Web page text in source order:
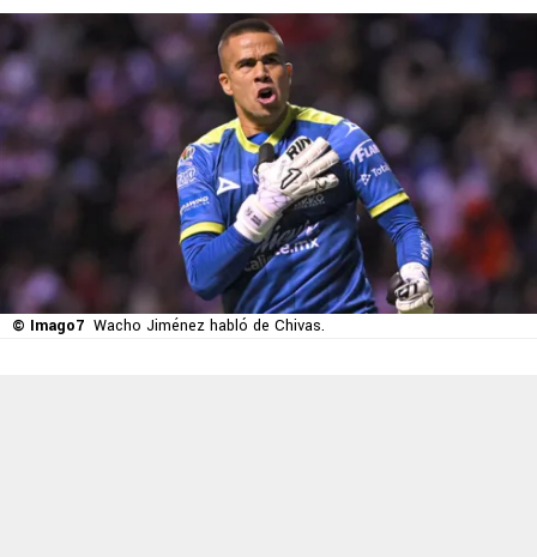
© Imago7 Wacho Jiménez habló de Chivas.